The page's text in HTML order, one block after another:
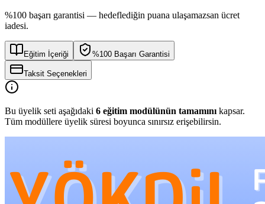
%100 başarı garantisi — hedeflediğin puana ulaşamazsan ücret
iadesi.
Eğitim İçeriği %100 Başarı Garantisi
Taksit Seçenekleri
Bu üyelik seti aşağıdaki 6 eğitim modülünün tamamını kapsar.
Tüm modüllere üyelik süresi boyunca sınırsız erişebilirsin.